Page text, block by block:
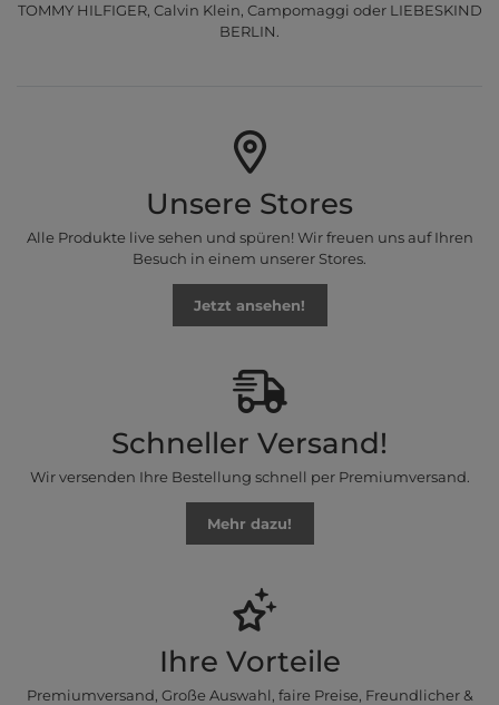
TOMMY HILFIGER, Calvin Klein, Campomaggi oder LIEBESKIND
BERLIN.
Unsere Stores
Alle Produkte live sehen und spüren! Wir freuen uns auf Ihren
Besuch in einem unserer Stores.
Jetzt ansehen!
Schneller Versand!
Wir versenden Ihre Bestellung schnell per Premiumversand.
Mehr dazu!
Ihre Vorteile
Premiumversand, Große Auswahl, faire Preise, Freundlicher &